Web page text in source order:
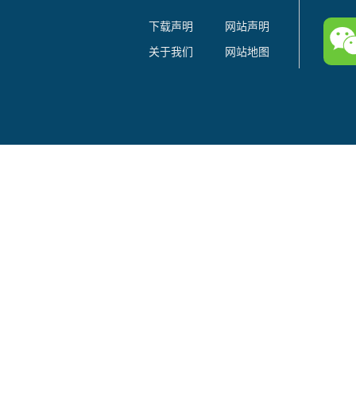
下载声明
网站声明
关于我们
网站地图